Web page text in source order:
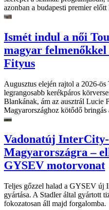
azonban a budapesti premier előtt
Ismét indul a női
magyar
Fityus
Augusztus elején rajtol a 2026-ös
legrangosabb kerékpáros
Blankának, ám az ausztrál Lucie
Magyarországhoz kötődő bringás
Vadonatúj
Magyarországra –
GYSEV motorvonat
Teljes gőzzel halad a GYSEV új
gyártása. A Stadler által gyártott
fokozatosan áll majd forgalomba.